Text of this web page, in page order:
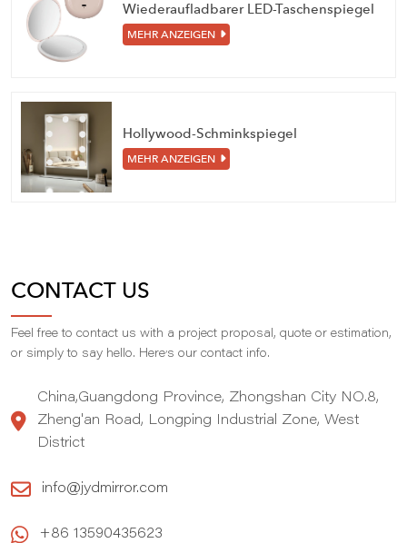
Wiederaufladbarer LED-Taschenspiegel
MEHR ANZEIGEN
Hollywood-Schminkspiegel
MEHR ANZEIGEN
CONTACT US
Feel free to contact us with a project proposal, quote or estimation,
or simply to say hello. Here,s our contact info.
China,Guangdong Province, Zhongshan City NO.8,
Zheng'an Road, Longping Industrial Zone, West
District
info@jydmirror.com
+86 13590435623